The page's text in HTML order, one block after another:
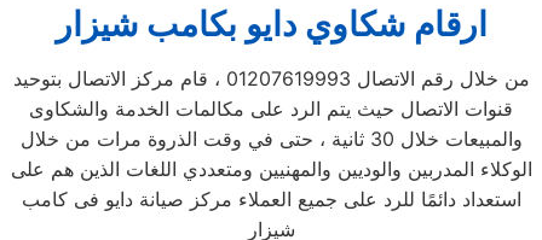
ارقام شكاوي دايو بكامب شيزار
من خلال رقم الاتصال 01207619993 ، قام مركز الاتصال بتوحيد
قنوات الاتصال حيث يتم الرد على مكالمات الخدمة والشكاوى
والمبيعات خلال 30 ثانية ، حتى في وقت الذروة مرات من خلال
الوكلاء المدربين والوديين والمهنيين ومتعددي اللغات الذين هم على
استعداد دائمًا للرد على جميع العملاء مركز صيانة دايو فى كامب
شيزار